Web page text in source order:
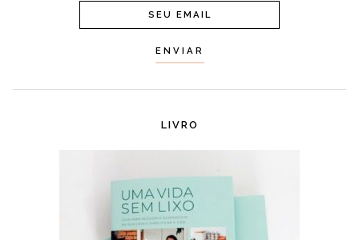
LIVRO